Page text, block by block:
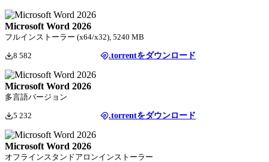
Microsoft Word 2026
フルインストーラー (x64/x32), 5240 MB
8 582 .torrentをダウンロード
Microsoft Word 2026
多言語バージョン
5 232 .torrentをダウンロード
Microsoft Word 2026
オフラインスタンドアロンインストーラー